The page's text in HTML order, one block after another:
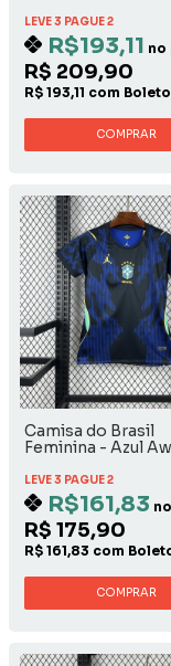
LEVE 3 PAGUE 2
R$193,11 no
R$ 209,90
R$ 193,11 com Boleto
COMPRAR
Camisa do Brasil
Feminina - Azul
LEVE 3 PAGUE 2
R$161,83
R$ 175,90
R$ 161,83 com
COMPRAR